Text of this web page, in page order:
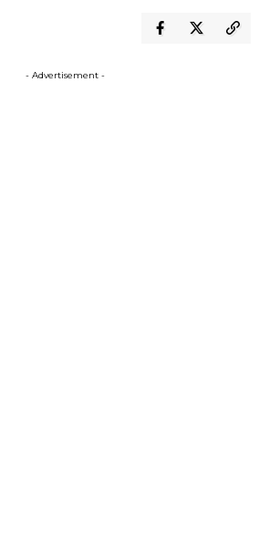
- Advertisement -